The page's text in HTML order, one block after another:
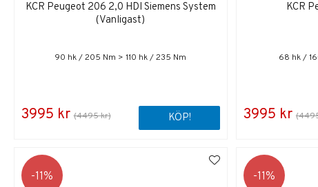
KCR Peugeot 206 2,0 HDI Siemens System
(Vanligast)
90 hk / 205 Nm > 110 hk / 235 Nm
3995 kr (4495 kr) KÖP!
KCR
68 hk /
3995 kr
11 11